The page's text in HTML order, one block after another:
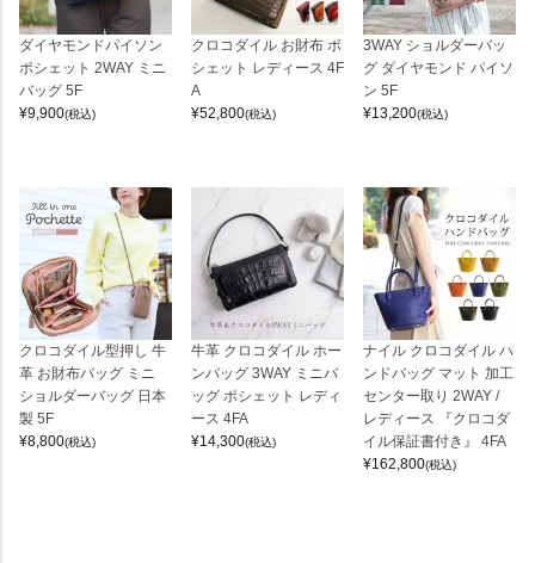
ダイヤモンドパイソン
ポシェット 2WAY ミニ
バッグ 5F
¥9,900(税込)
クロコダイル お財布 ポ
シェット レディース 4F
A
¥52,800(税込)
3WAY ショルダーバッ
グ ダイヤモンド パイソ
ン 5F
¥13,200(税込)
クロコダイル型押し 牛
革 お財布バッグ ミニ
ショルダーバッグ 日本
製 5F
¥8,800(税込)
牛革 クロコダイル ホー
ンバッグ 3WAY ミニバ
ッグ ポシェット レディ
ース 4FA
¥14,300(税込)
ナイル クロコダイル ハ
ンドバッグ マット 加工
センター取り 2WAY /
レディース 『クロコダ
イル保証書付き』 4FA
¥162,800(税込)